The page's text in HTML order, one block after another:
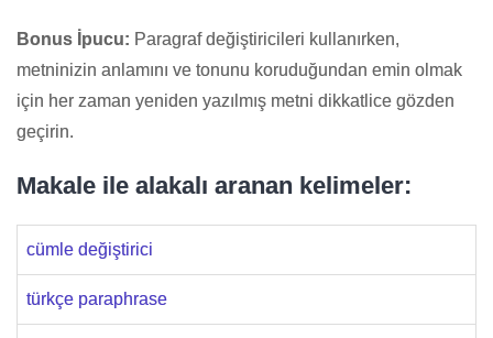
Bonus İpucu: Paragraf değiştiricileri kullanırken,
metninizin anlamını ve tonunu koruduğundan emin olmak
için her zaman yeniden yazılmış metni dikkatlice gözden
geçirin.
Makale ile alakalı aranan kelimeler:
cümle değiştirici
türkçe paraphrase